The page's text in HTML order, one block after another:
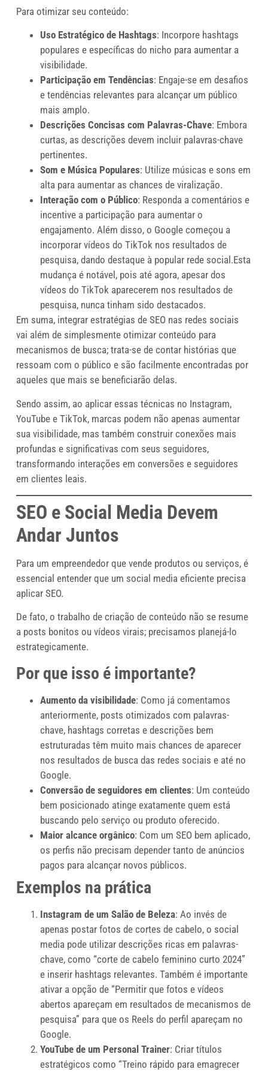
Para otimizar seu conteúdo:
Uso Estratégico de Hashtags: Incorpore hashtags
populares e específicas do nicho para aumentar a
visibilidade.
Participação em Tendências: Engaje-se em desafios
e tendências relevantes para alcançar um público
mais amplo.
Descrições Concisas com Palavras-Chave: Embora
curtas, as descrições devem incluir palavras-chave
pertinentes.
Som e Música Populares: Utilize músicas e sons em
alta para aumentar as chances de viralização.
Interação com o Público: Responda a comentários e
incentive a participação para aumentar o
engajamento. Além disso, o Google começou a
incorporar vídeos do TikTok nos resultados de
pesquisa, dando destaque à popular rede social.Esta
mudança é notável, pois até agora, apesar dos
vídeos do TikTok aparecerem nos resultados de
pesquisa, nunca tinham sido destacados.
Em suma, integrar estratégias de SEO nas redes sociais
vai além de simplesmente otimizar conteúdo para
mecanismos de busca; trata-se de contar histórias que
ressoam com o público e são facilmente encontradas por
aqueles que mais se beneficiarão delas.
Sendo assim, ao aplicar essas técnicas no Instagram,
YouTube e TikTok, marcas podem não apenas aumentar
sua visibilidade, mas também construir conexões mais
profundas e significativas com seus seguidores,
transformando interações em conversões e seguidores
em clientes leais.
SEO e Social Media Devem
Andar Juntos
Para um empreendedor que vende produtos ou serviços, é
essencial entender que um social media eficiente precisa
aplicar SEO.
De fato, o trabalho de criação de conteúdo não se resume
a posts bonitos ou vídeos virais; precisamos planejá-lo
estrategicamente.
Por que isso é importante?
Aumento da visibilidade: Como já comentamos
anteriormente, posts otimizados com palavras-
chave, hashtags corretas e descrições bem
estruturadas têm muito mais chances de aparecer
nos resultados de busca das redes sociais e até no
Google.
Conversão de seguidores em clientes: Um conteúdo
bem posicionado atinge exatamente quem está
buscando pelo serviço ou produto oferecido.
Maior alcance orgânico: Com um SEO bem aplicado,
os perfis não precisam depender tanto de anúncios
pagos para alcançar novos públicos.
Exemplos na prática
Instagram de um Salão de Beleza: Ao invés de
apenas postar fotos de cortes de cabelo, o social
media pode utilizar descrições ricas em palavras-
chave, como “corte de cabelo feminino curto 2024”
e inserir hashtags relevantes. Também é importante
ativar a opção de “Permitir que fotos e vídeos
abertos apareçam em resultados de mecanismos de
pesquisa” para que os Reels do perfil apareçam no
Google.
YouTube de um Personal Trainer: Criar títulos
estratégicos como “Treino rápido para emagrecer